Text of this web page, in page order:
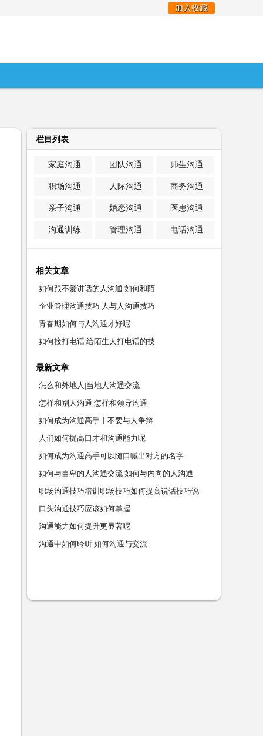
加入收藏
栏目列表
家庭沟通 团队沟通 师生沟通
职场沟通 人际沟通 商务沟通
亲子沟通 婚恋沟通 医患沟通
沟通训练 管理沟通 电话沟通
相关文章
如何跟不爱讲话的人沟通 如何和陌
企业管理沟通技巧 人与人沟通技巧
青春期如何与人沟通才好呢
如何接打电话 给陌生人打电话的技
最新文章
怎么和外地人|当地人沟通交流
怎样和别人沟通 怎样和领导沟通
如何成为沟通高手丨不要与人争辩
人们如何提高口才和沟通能力呢
如何成为沟通高手可以随口喊出对方的名字
如何与自卑的人沟通交流 如何与内向的人沟通
职场沟通技巧培训职场技巧如何提高说话技巧说
话技巧训
口头沟通技巧应该如何掌握
沟通能力如何提升更显著呢
沟通中如何聆听 如何沟通与交流